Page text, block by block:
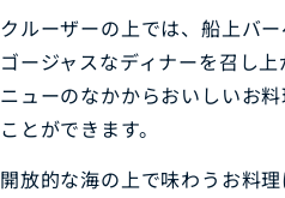
クルーザーの上では、船上バー
ゴージャスなディナーを召し
ニューのなかからおいしいお
ことができます。
開放的な海の上で味わうお料理